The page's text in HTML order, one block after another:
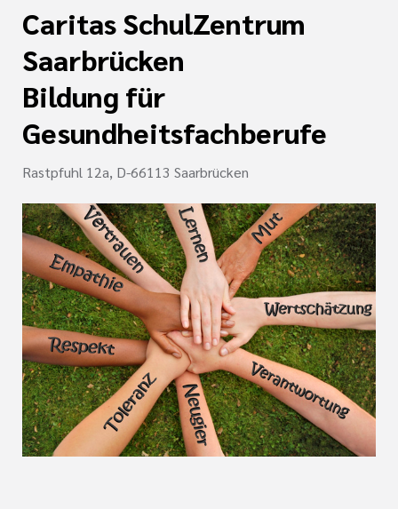
Caritas SchulZentrum
Saarbrücken
Bildung für
Gesundheitsfachberufe
Rastpfuhl 12a, D-66113 Saarbrücken